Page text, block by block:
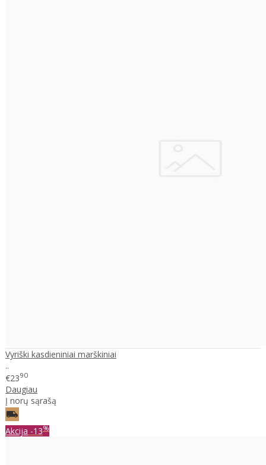
Vyriški kasdieniniai marškiniai
..
€2390
Daugiau
Į norų sąrašą
Akcija -13%